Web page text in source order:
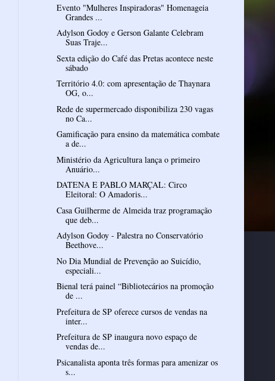
Evento "Mulheres Inspiradoras" Homenageia
Grandes ...
Adylson Godoy e Gerson Galante Celebram
Suas Traje...
Sexta edição do Café das Pretas acontece neste
sábado
Território 4.0: com apresentação de Thaynara
OG, o...
Rede de supermercado disponibiliza 230 vagas
no Ca...
Gamificação para ensino da matemática combate
a de...
Ministério da Agricultura lança o primeiro
Anuário...
DATENA E PABLO MARÇAL: Circo
Eleitoral: O Amadoris...
Casa Guilherme de Almeida traz programação
que deb...
Adylson Godoy - Palestra no Conservatório
Beethove...
No Dia Mundial de Prevenção ao Suicídio,
especiali...
Bienal terá painel “Bibliotecários na promoção
de ...
Prefeitura de SP oferece cursos de vendas na
inter...
Prefeitura de SP inaugura novo espaço de
vendas de...
Psicanalista aponta três formas para amenizar os
s...